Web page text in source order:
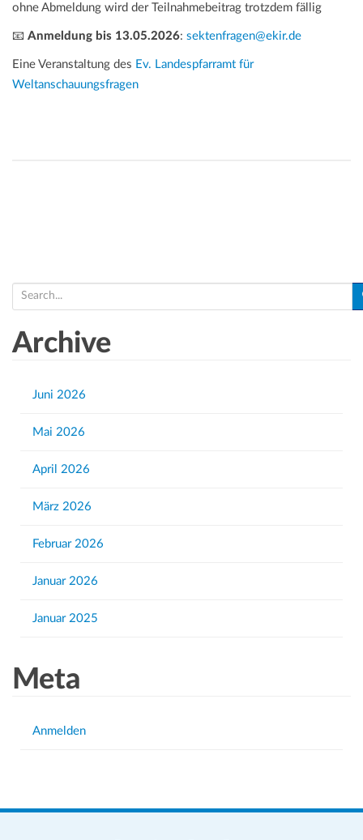
ohne Abmeldung wird der Teilnahmebeitrag trotzdem fällig
📧 Anmeldung bis 13.05.2026: sektenfragen@ekir.de
Eine Veranstaltung des Ev. Landespfarramt für
Weltanschauungsfragen
e
rArchive
Juni 2026
Mai 2026
April 2026
März 2026
Februar 2026
Januar 2026
Januar 2025
Meta
Anmelden